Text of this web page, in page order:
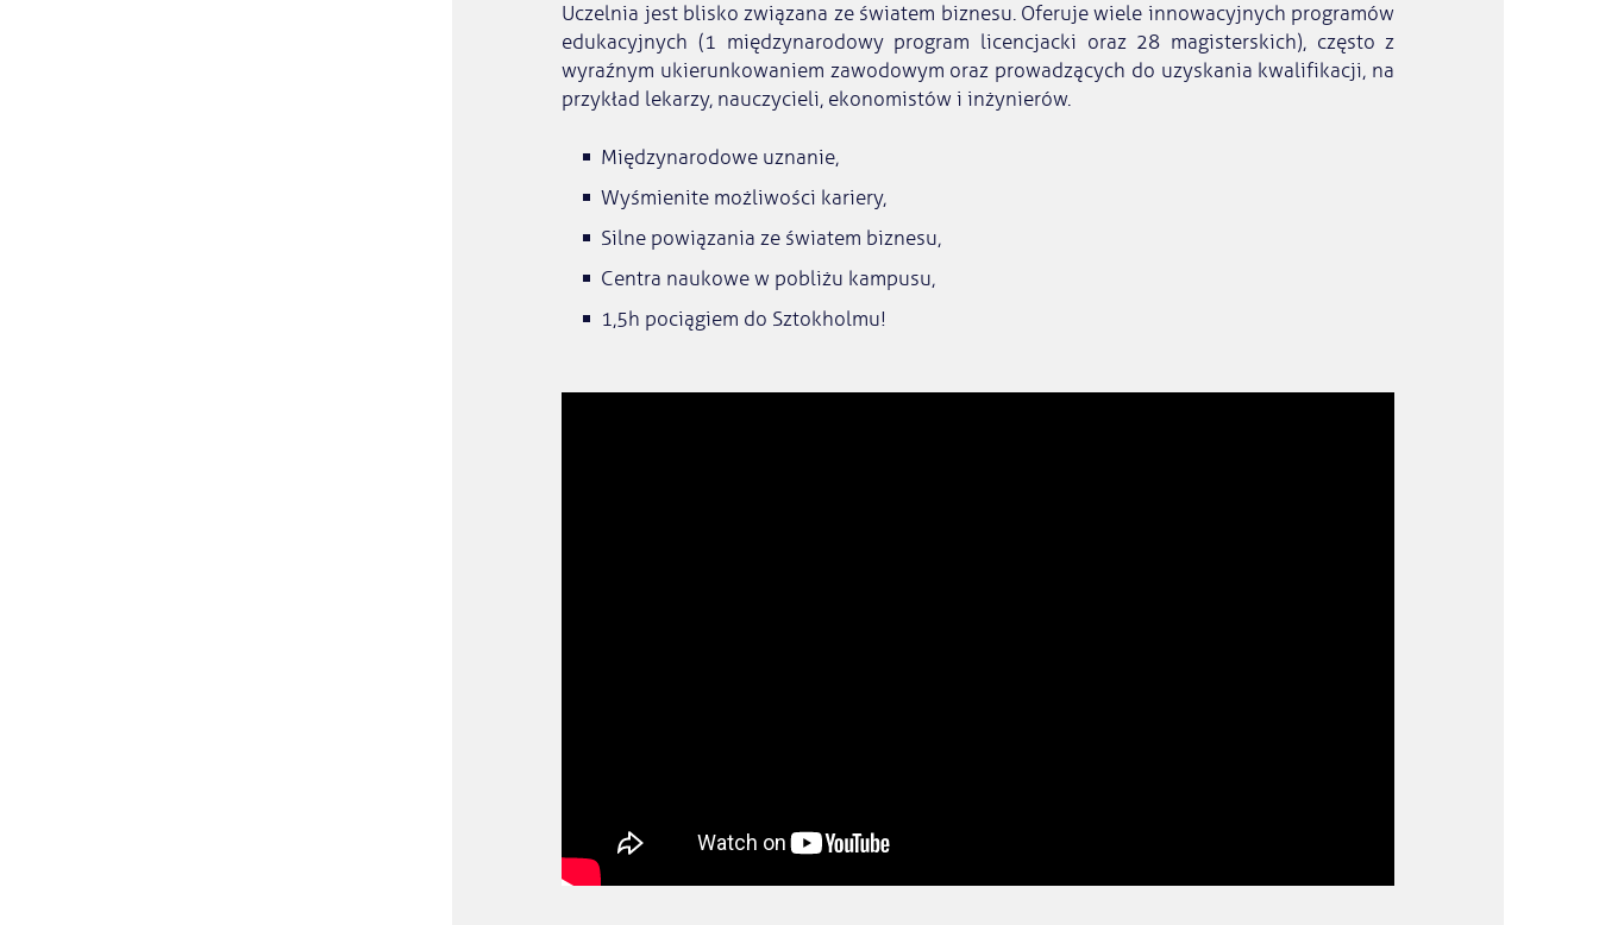
Uczelnia jest blisko związana ze światem biznesu. Oferuje wiele innowacyjnych programów
edukacyjnych (1 międzynarodowy program licencjacki oraz 28 magisterskich), często z
wyraźnym ukierunkowaniem zawodowym oraz prowadzących do uzyskania kwalifikacji, na
przykład lekarzy, nauczycieli, ekonomistów i inżynierów.
Międzynarodowe uznanie,
Wyśmienite możliwości kariery,
Silne powiązania ze światem biznesu,
Centra naukowe w pobliżu kampusu,
1,5h pociągiem do Sztokholmu!